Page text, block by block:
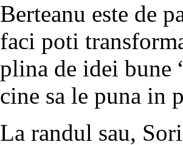
Berteanu este de
faci poti
plina de idei bune
cine sa le puna in
La randul sau,